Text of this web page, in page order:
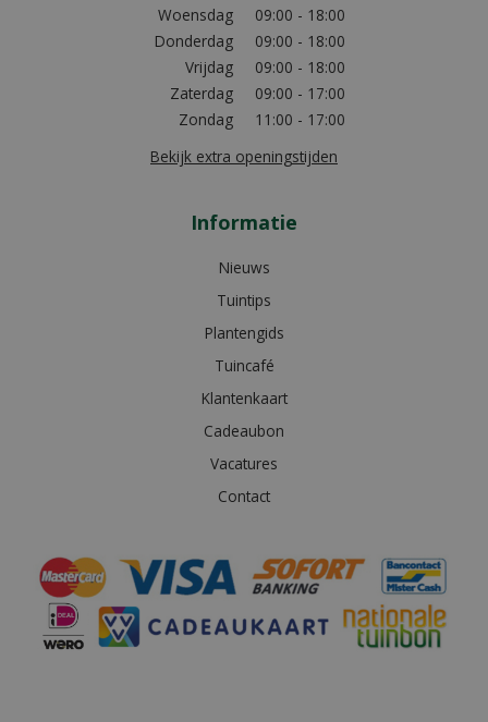
Woensdag
09:00 - 18:00
Donderdag
09:00 - 18:00
Vrijdag
09:00 - 18:00
Zaterdag
09:00 - 17:00
Zondag
11:00 - 17:00
Bekijk extra openingstijden
Informatie
Nieuws
Tuintips
Plantengids
Tuincafé
Klantenkaart
Cadeaubon
Vacatures
Contact